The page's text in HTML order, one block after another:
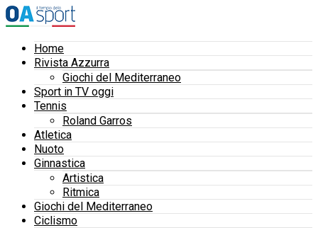
Home
Rivista Azzurra
Giochi del Mediterraneo
Sport in TV oggi
Tennis
Roland Garros
Atletica
Nuoto
Ginnastica
Artistica
Ritmica
Giochi del Mediterraneo
Ciclismo